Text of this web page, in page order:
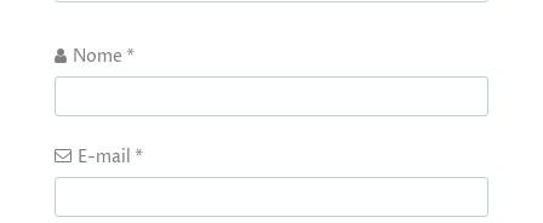
Nome *
E-mail *